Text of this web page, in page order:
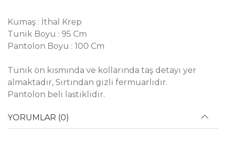
Kumaş : İthal Krep
Tunik Boyu : 95 Cm
Pantolon Boyu : 100 Cm
Tunik ön kısmında ve kollarında taş detayı yer
almaktadır, Sırtından gizli fermuarlıdır.
Pantolon beli lastiklidir.
YORUMLAR (0)